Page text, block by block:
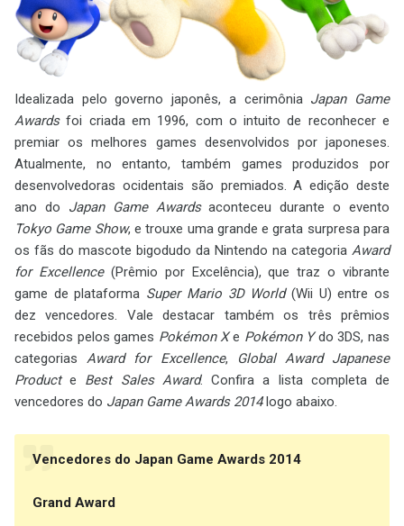
Idealizada pelo governo japonês, a cerimônia Japan Game
Awardsfoi criada em 1996, com o intuito de reconhecer e
premiar os melhores games desenvolvidos por japoneses.
Atualmente, no entanto, também games produzidos por
desenvolvedoras ocidentais são premiados. A edição deste
ano do Japan Game Awardsaconteceu durante o evento
Tokyo Game Show, e trouxe uma grande e grata surpresa para
os fãs do mascote bigodudo da Nintendo na categoria Award
for Excellence(Prêmio por Excelência), que traz o vibrante
game de plataforma Super Mario 3D World(Wii U) entre os
dez vencedores. Vale destacar também os três prêmios
recebidos pelos games Pokémon Xe Pokémon Ydo 3DS, nas
categoriasAward for Excellence,
Global Award Japanese
Producte Best Sales Award. Confira a lista completa de
vencedores do Japan Game Awards 2014logo abaixo.
Vencedores do Japan Game Awards 2014
Grand Award